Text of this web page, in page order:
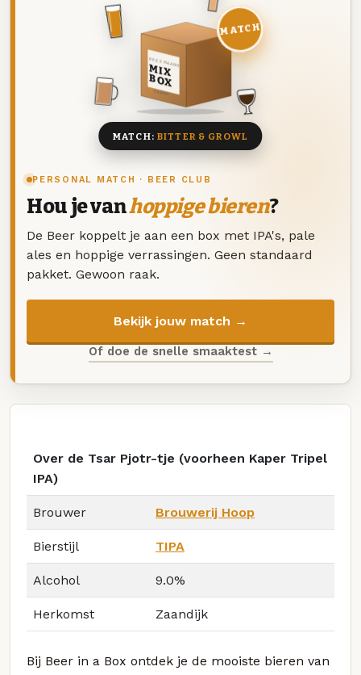
PERSONAL MATCH · BEER CLUB
Hou je vanhoppige bieren?
De Beer koppelt je aan een box met IPA's, pale
ales en hoppige verrassingen. Geen standaard
pakket. Gewoon raak.
Bekijk jouw match →
Of doe de snelle smaaktest →
DEZE MAAND
MIX
BOX
8 BIEREN
MATCH
MATCH: BITTER & GROWL
Over de Tsar Pjotr-tje (voorheen Kaper Tripel
IPA)
Brouwer Brouwerij Hoop
Bierstijl TIPA
Alcohol 9.0%
Herkomst Zaandijk
Bij Beer in a Box ontdek je de mooiste bieren van